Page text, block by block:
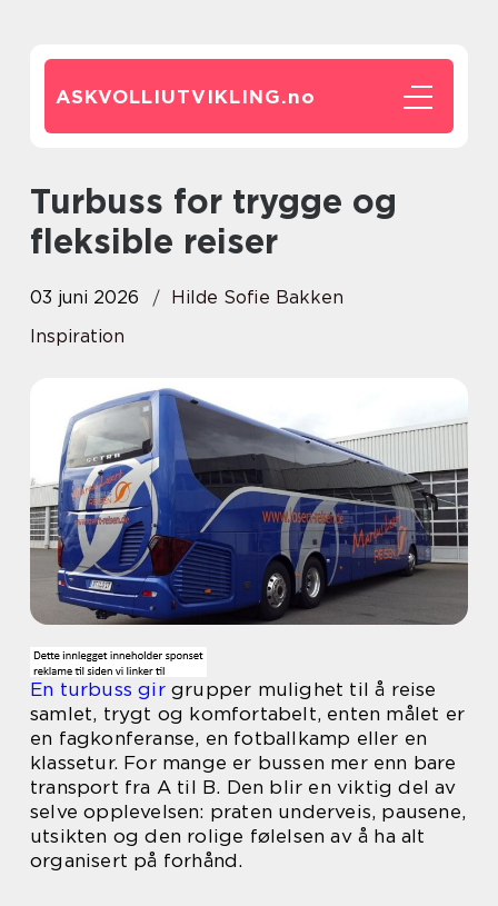
ASKVOLLIUTVIKLING.no
Turbuss for trygge og
fleksible reiser
03 juni 2026
Hilde Sofie Bakken
Inspiration
En turbuss girgrupper mulighet til å reise
samlet, trygt og komfortabelt, enten målet er
en fagkonferanse, en fotballkamp eller en
klassetur. For mange er bussen mer enn bare
transport fra A til B. Den blir en viktig del av
selve opplevelsen: praten underveis, pausene,
utsikten og den rolige følelsen av å ha alt
organisert på forhånd.